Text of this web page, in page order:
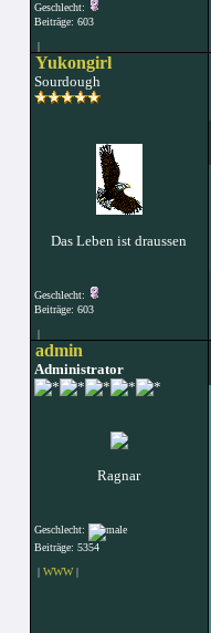
Geschlecht:
Beiträge: 603
|
Yukongirl
Sourdough
Das Leben ist draussen
Geschlecht:
Beiträge: 603
|
admin
Administrator
Ragnar
Geschlecht:
Beiträge: 5354
| WWW|